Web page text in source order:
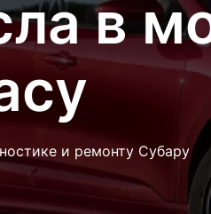
в
и ремонту Субару